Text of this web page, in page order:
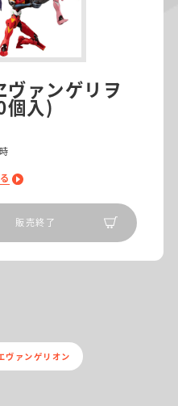
ァンゲリヲ
個入)
販売終了
ヴァンゲリオン